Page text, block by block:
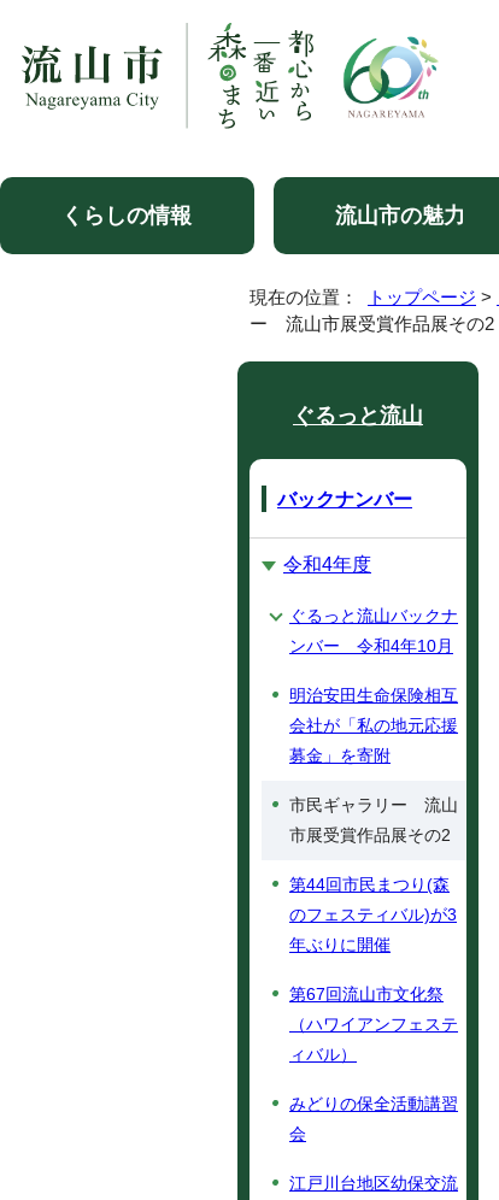
くらしの情報 流山市の魅力
現在の位置： トップページ >
ー 流山市展受賞作品展その2
ぐるっと流山
バックナンバー
令和4年度
ぐるっと流山バックナ
ンバー 令和4年10月
明治安田生命保険相互
会社が「私の地元応援
募金」を寄附
市民ギャラリー 流山
市展受賞作品展その2
第44回市民まつり(森
のフェスティバル)が3
年ぶりに開催
第67回流山市文化祭
（ハワイアンフェステ
ィバル）
みどりの保全活動講習
会
江戸川台地区幼保交流